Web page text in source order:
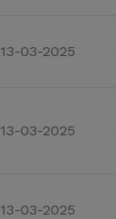
13-03-2025
13-03-2025
13-03-2025